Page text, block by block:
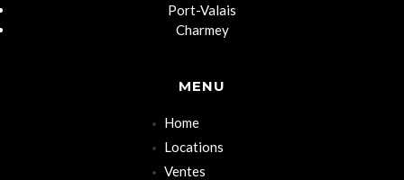
MENU
Home
Locations
Ventes
Port-Valais
Charmey